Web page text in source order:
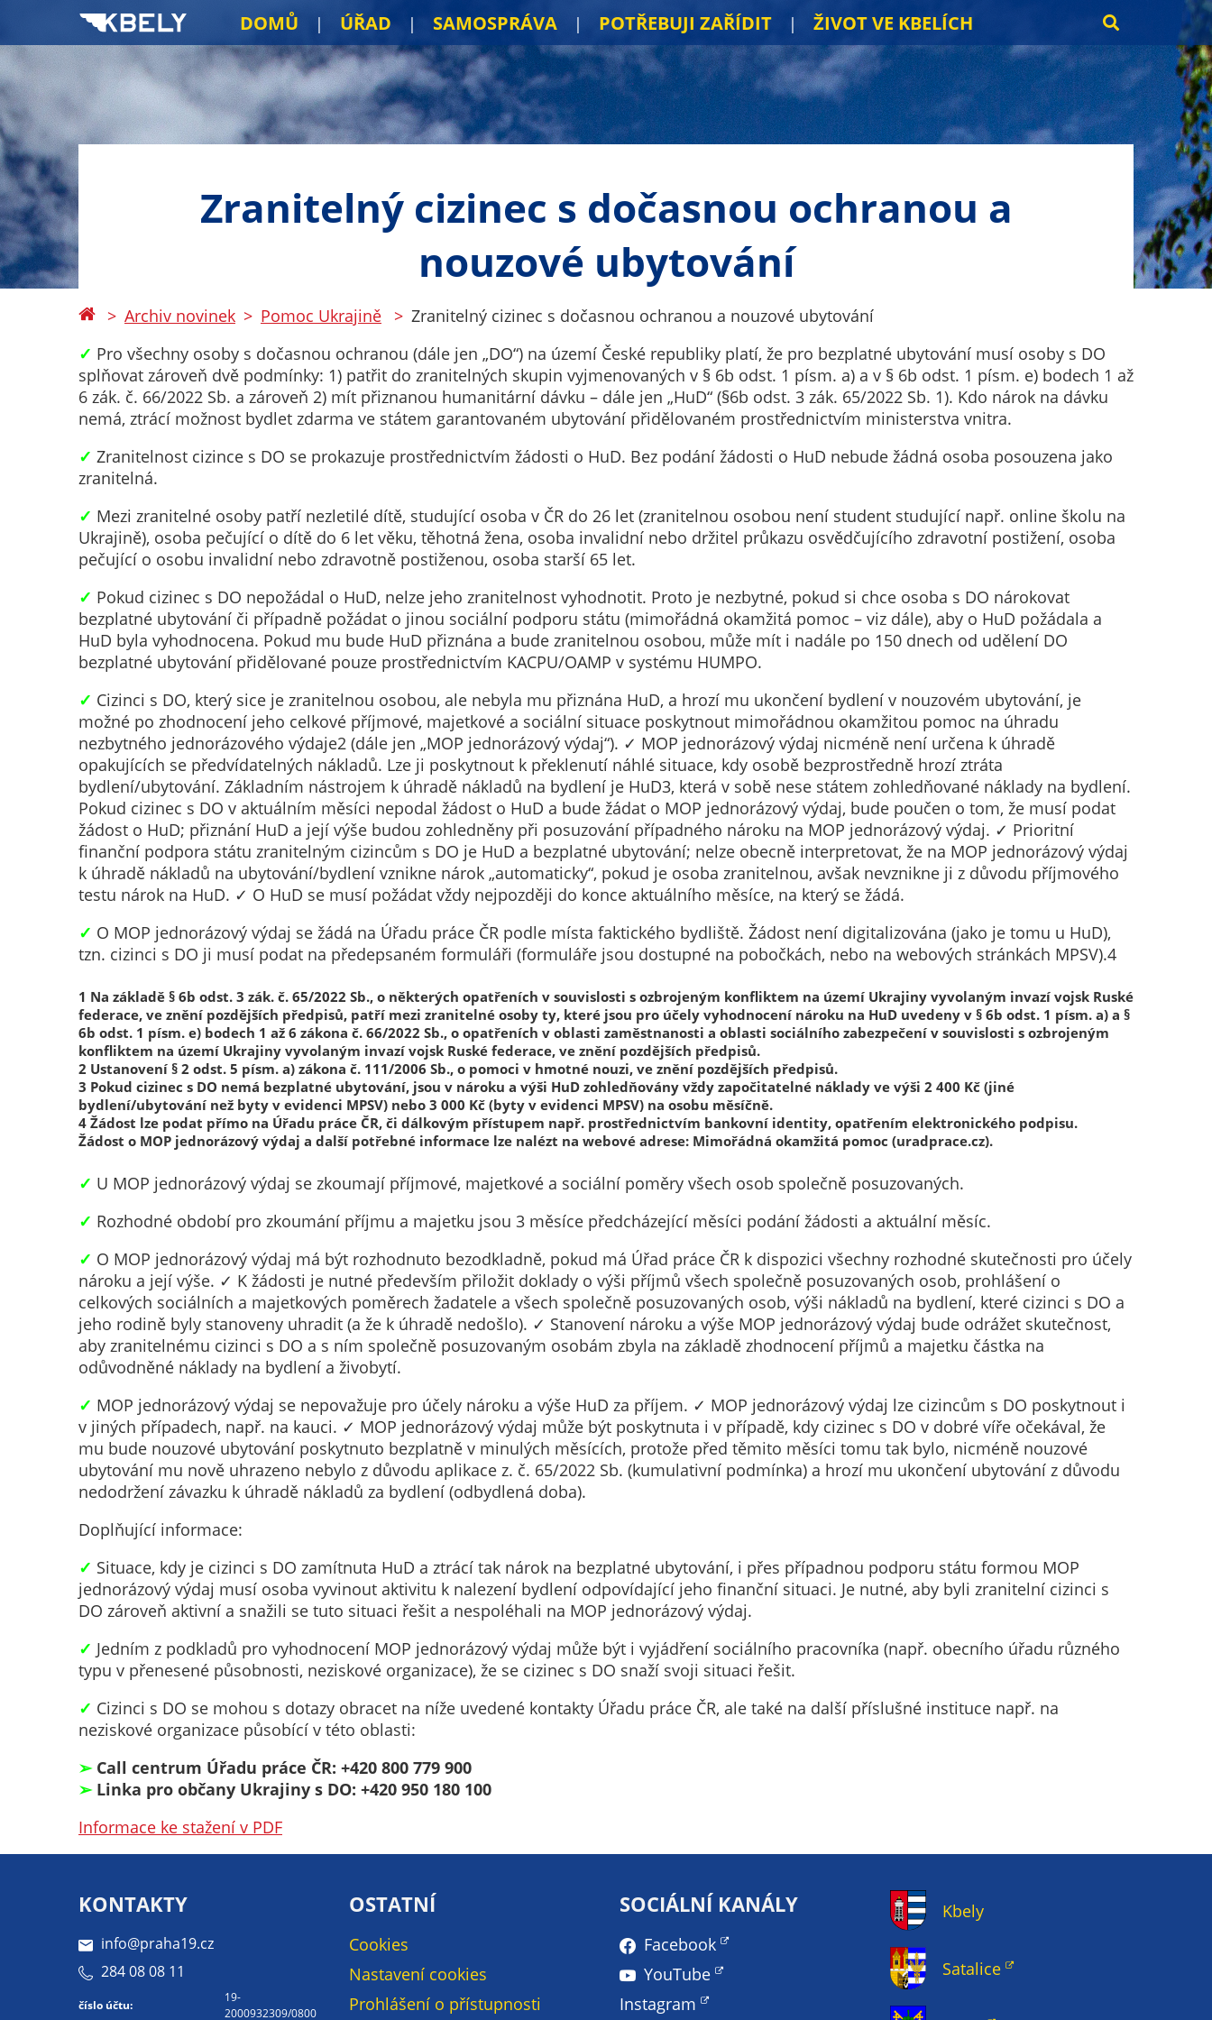
DOMŮ ÚŘAD SAMOSPRÁVA POTŘEBUJI ZAŘÍDIT ŽIVOT VE KBELÍCH
Zranitelný cizinec s dočasnou ochranou a
nouzové ubytování
Archiv novinek Pomoc Ukrajině
Zranitelný cizinec s dočasnou ochranou a nouzové ubytování
✓ Pro všechny osoby s dočasnou ochranou (dále jen „DO“) na území České republiky platí, že pro bezplatné ubytování musí osoby s DO
splňovat zároveň dvě podmínky: 1) patřit do zranitelných skupin vyjmenovaných v § 6b odst. 1 písm. a) a v § 6b odst. 1 písm. e) bodech 1 až
6 zák. č. 66/2022 Sb. a zároveň 2) mít přiznanou humanitární dávku – dále jen „HuD“ (§6b odst. 3 zák. 65/2022 Sb. 1). Kdo nárok na dávku
nemá, ztrácí možnost bydlet zdarma ve státem garantovaném ubytování přidělovaném prostřednictvím ministerstva vnitra.
✓ Zranitelnost cizince s DO se prokazuje prostřednictvím žádosti o HuD. Bez podání žádosti o HuD nebude žádná osoba posouzena jako
zranitelná.
✓ Mezi zranitelné osoby patří nezletilé dítě, studující osoba v ČR do 26 let (zranitelnou osobou není student studující např. online školu na
Ukrajině), osoba pečující o dítě do 6 let věku, těhotná žena, osoba invalidní nebo držitel průkazu osvědčujícího zdravotní postižení, osoba
pečující o osobu invalidní nebo zdravotně postiženou, osoba starší 65 let.
✓ Pokud cizinec s DO nepožádal o HuD, nelze jeho zranitelnost vyhodnotit. Proto je nezbytné, pokud si chce osoba s DO nárokovat
bezplatné ubytování či případně požádat o jinou sociální podporu státu (mimořádná okamžitá pomoc – viz dále), aby o HuD požádala a
HuD byla vyhodnocena. Pokud mu bude HuD přiznána a bude zranitelnou osobou, může mít i nadále po 150 dnech od udělení DO
bezplatné ubytování přidělované pouze prostřednictvím KACPU/OAMP v systému HUMPO.
✓ Cizinci s DO, který sice je zranitelnou osobou, ale nebyla mu přiznána HuD, a hrozí mu ukončení bydlení v nouzovém ubytování, je
možné po zhodnocení jeho celkové příjmové, majetkové a sociální situace poskytnout mimořádnou okamžitou pomoc na úhradu
nezbytného jednorázového výdaje2 (dále jen „MOP jednorázový výdaj“). ✓ MOP jednorázový výdaj nicméně není určena k úhradě
opakujících se předvídatelných nákladů. Lze ji poskytnout k překlenutí náhlé situace, kdy osobě bezprostředně hrozí ztráta
bydlení/ubytování. Základním nástrojem k úhradě nákladů na bydlení je HuD3, která v sobě nese státem zohledňované náklady na bydlení.
Pokud cizinec s DO v aktuálním měsíci nepodal žádost o HuD a bude žádat o MOP jednorázový výdaj, bude poučen o tom, že musí podat
žádost o HuD; přiznání HuD a její výše budou zohledněny při posuzování případného nároku na MOP jednorázový výdaj. ✓ Prioritní
finanční podpora státu zranitelným cizincům s DO je HuD a bezplatné ubytování; nelze obecně interpretovat, že na MOP jednorázový výdaj
k úhradě nákladů na ubytování/bydlení vznikne nárok „automaticky“, pokud je osoba zranitelnou, avšak nevznikne ji z důvodu příjmového
testu nárok na HuD. ✓ O HuD se musí požádat vždy nejpozději do konce aktuálního měsíce, na který se žádá.
✓ O MOP jednorázový výdaj se žádá na Úřadu práce ČR podle místa faktického bydliště. Žádost není digitalizována (jako je tomu u HuD),
tzn. cizinci s DO ji musí podat na předepsaném formuláři (formuláře jsou dostupné na pobočkách, nebo na webových stránkách MPSV).4
1 Na základě § 6b odst. 3 zák. č. 65/2022 Sb., o některých opatřeních v souvislosti s ozbrojeným konfliktem na území Ukrajiny vyvolaným invazí vojsk Ruské
federace, ve znění pozdějších předpisů, patří mezi zranitelné osoby ty, které jsou pro účely vyhodnocení nároku na HuD uvedeny v § 6b odst. 1 písm. a) a §
6b odst. 1 písm. e) bodech 1 až 6 zákona č. 66/2022 Sb., o opatřeních v oblasti zaměstnanosti a oblasti sociálního zabezpečení v souvislosti s ozbrojeným
konfliktem na území Ukrajiny vyvolaným invazí vojsk Ruské federace, ve znění pozdějších předpisů.
2 Ustanovení § 2 odst. 5 písm. a) zákona č. 111/2006 Sb., o pomoci v hmotné nouzi, ve znění pozdějších předpisů.
3 Pokud cizinec s DO nemá bezplatné ubytování, jsou v nároku a výši HuD zohledňovány vždy započitatelné náklady ve výši 2 400 Kč (jiné
bydlení/ubytování než byty v evidenci MPSV) nebo 3 000 Kč (byty v evidenci MPSV) na osobu měsíčně.
4 Žádost lze podat přímo na Úřadu práce ČR, či dálkovým přístupem např. prostřednictvím bankovní identity, opatřením elektronického podpisu.
Žádost o MOP jednorázový výdaj a další potřebné informace lze nalézt na webové adrese: Mimořádná okamžitá pomoc (uradprace.cz).
✓ U MOP jednorázový výdaj se zkoumají příjmové, majetkové a sociální poměry všech osob společně posuzovaných.
✓ Rozhodné období pro zkoumání příjmu a majetku jsou 3 měsíce předcházející měsíci podání žádosti a aktuální měsíc.
✓ O MOP jednorázový výdaj má být rozhodnuto bezodkladně, pokud má Úřad práce ČR k dispozici všechny rozhodné skutečnosti pro účely
nároku a její výše. ✓ K žádosti je nutné především přiložit doklady o výši příjmů všech společně posuzovaných osob, prohlášení o
celkových sociálních a majetkových poměrech žadatele a všech společně posuzovaných osob, výši nákladů na bydlení, které cizinci s DO a
jeho rodině byly stanoveny uhradit (a že k úhradě nedošlo). ✓ Stanovení nároku a výše MOP jednorázový výdaj bude odrážet skutečnost,
aby zranitelnému cizinci s DO a s ním společně posuzovaným osobám zbyla na základě zhodnocení příjmů a majetku částka na
odůvodněné náklady na bydlení a živobytí.
✓ MOP jednorázový výdaj se nepovažuje pro účely nároku a výše HuD za příjem. ✓ MOP jednorázový výdaj lze cizincům s DO poskytnout i
v jiných případech, např. na kauci. ✓ MOP jednorázový výdaj může být poskytnuta i v případě, kdy cizinec s DO v dobré víře očekával, že
mu bude nouzové ubytování poskytnuto bezplatně v minulých měsících, protože před těmito měsíci tomu tak bylo, nicméně nouzové
ubytování mu nově uhrazeno nebylo z důvodu aplikace z. č. 65/2022 Sb. (kumulativní podmínka) a hrozí mu ukončení ubytování z důvodu
nedodržení závazku k úhradě nákladů za bydlení (odbydlená doba).
Doplňující informace:
✓ Situace, kdy je cizinci s DO zamítnuta HuD a ztrácí tak nárok na bezplatné ubytování, i přes případnou podporu státu formou MOP
jednorázový výdaj musí osoba vyvinout aktivitu k nalezení bydlení odpovídající jeho finanční situaci. Je nutné, aby byli zranitelní cizinci s
DO zároveň aktivní a snažili se tuto situaci řešit a nespoléhali na MOP jednorázový výdaj.
✓ Jedním z podkladů pro vyhodnocení MOP jednorázový výdaj může být i vyjádření sociálního pracovníka (např. obecního úřadu různého
typu v přenesené působnosti, neziskové organizace), že se cizinec s DO snaží svoji situaci řešit.
✓ Cizinci s DO se mohou s dotazy obracet na níže uvedené kontakty Úřadu práce ČR, ale také na další příslušné instituce např. na
neziskové organizace působící v této oblasti:
➢Call centrum Úřadu práce ČR: +420 800 779 900
➢Linka pro občany Ukrajiny s DO: +420 950 180 100
Informace ke stažení v PDF
KONTAKTY
info@praha19.cz
284 08 08 11
číslo účtu:
19-
2000932309/0800
OSTATNÍ
Cookies
Nastavení cookies
Prohlášení o přístupnosti
SOCIÁLNÍ KANÁLY
Facebook
YouTube
Instagram
Kbely
Satalice
Technické
cookies
Technické
cookies jsou
správné
fungování
nabízí.
Nepožadujeme
Váš souhlas s
využitím
cookies na
našem webu. Z
tohoto důvodu
technické
cookies
nemohou být
individuálně
deaktivovány
nebo
aktivovány.
Analytické
cookies
Analytické
cookies nám
umožňují
měření
výkonu
našeho webu
a našich
kampaní.
určujeme
počet návštěv
a zdroje
návštěv našich
internetových
stránek. Data
získaná
těchto
cookies
zpracováváme
souhrnně, bez
uživatelé
našeho webu.
Pokud
vypnete
používání
analytických
cookies ve
optimalizace
opatření.
Personalizované
soubory cookie
Používáme rovněž